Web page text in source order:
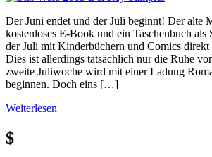
Der Juni endet und der Juli beginnt! Der alte
kostenloses E-Book und ein Taschenbuch als
der Juli mit Kinderbüchern und Comics
Dies ist allerdings tatsächlich nur die Ruhe
zweite Juliwoche wird mit einer Ladung
beginnen. Doch eins […]
Weiterlesen
$